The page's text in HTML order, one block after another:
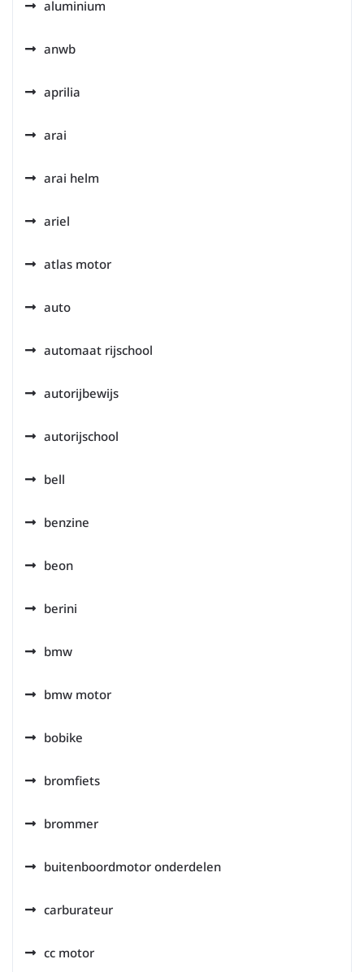
aluminium
anwb
aprilia
arai
arai helm
ariel
atlas motor
auto
automaat rijschool
autorijbewijs
autorijschool
bell
benzine
beon
berini
bmw
bmw motor
bobike
bromfiets
brommer
buitenboordmotor onderdelen
carburateur
cc motor